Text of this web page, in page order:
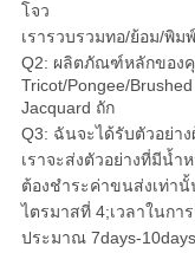
โจว
เรารวบรวมทอ/ย้อม/พิม
Q2: ผลิตภัณฑ์หลักของ
Tricot/Pongee/Brushed
Jacquard ถัก
Q3: ฉันจะได้รับตัวอย่าง
เราจะส่งตัวอย่างที่มีน้
ต้องชำระค่าขนส่งเท่า
ไตรมาสที่ 4;เวลาในกา
ประมาณ 7days-